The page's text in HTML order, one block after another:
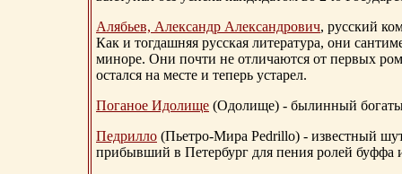
Алябьев, Александр Александрович, русский
Как и тогдашняя русская литература, они
миноре. Они почти не отличаются от первых
остался на месте и теперь устарел.
Поганое Идолище (Одолище) - былинный
Педрилло (Пьетро-Мира Pedrillo) - известный
прибывший в Петербург для пения ролей буффа